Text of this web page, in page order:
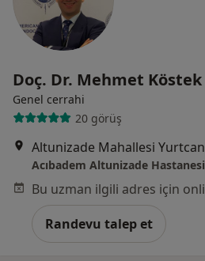
Doç. Dr. Mehmet Köstek
Genel cerrahi
20 görüş
Acıbadem Altunizade Hastanesi
Randevu talep et